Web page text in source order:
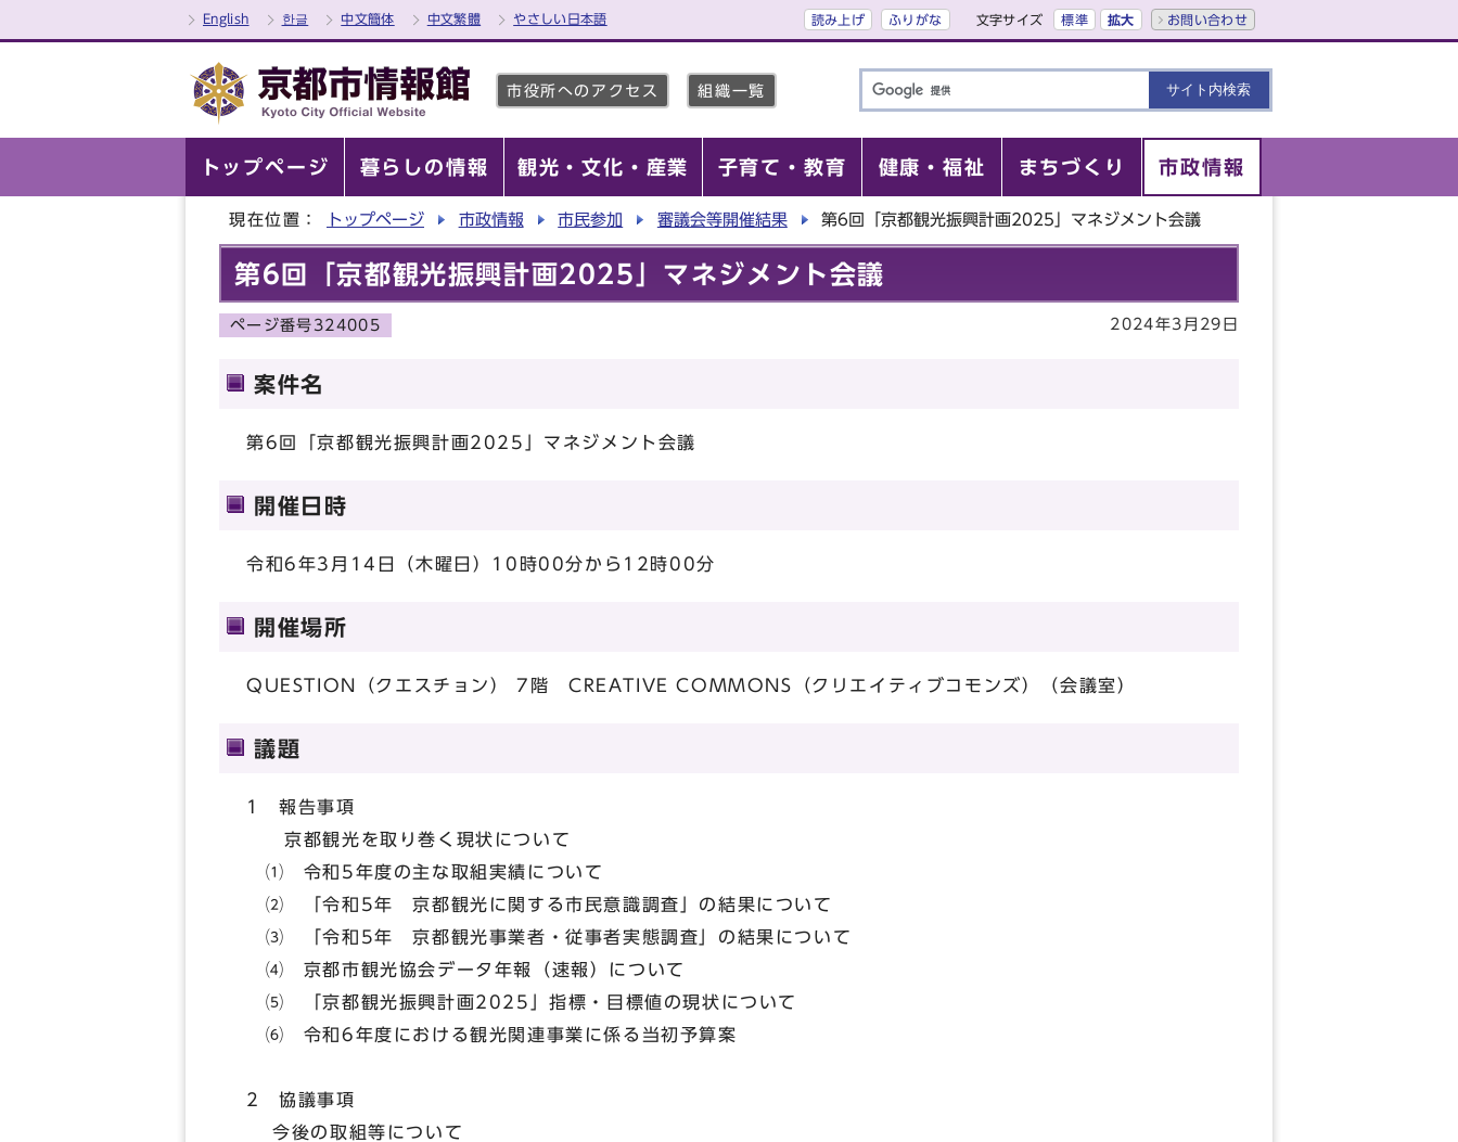
English 한글 中文簡体 中文繁體 やさしい日本語 読み上げ ふりがな 文字サイズ 標準 拡大 お問い合わせ
市役所へのアクセス 組織一覧
トップページ 暮らしの情報 観光・文化・産業 子育て・教育 健康・福祉 まちづくり 市政情報
現在位置： トップページ 市政情報 市民参加 審議会等開催結果 第6回「京都観光振興計画2025」マネジメント会議
第6回「京都観光振興計画2025」マネジメント会議
ページ番号324005 2024年3月29日
案件名
第6回「京都観光振興計画2025」マネジメント会議
開催日時
令和6年3月14日（木曜日）10時00分から12時00分
開催場所
QUESTION（クエスチョン） 7階 CREATIVE COMMONS（クリエイティブコモンズ）（会議室）
議題
1 報告事項
京都観光を取り巻く現状について
⑴ 令和5年度の主な取組実績について
⑵ 「令和5年 京都観光に関する市民意識調査」の結果について
⑶ 「令和5年 京都観光事業者・従事者実態調査」の結果について
⑷ 京都市観光協会データ年報（速報）について
⑸ 「京都観光振興計画2025」指標・目標値の現状について
⑹ 令和6年度における観光関連事業に係る当初予算案
2 協議事項
今後の取組等について